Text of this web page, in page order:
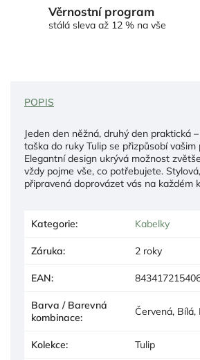
Věrnostní program
stálá sleva až 12 % na vše
POPIS
Jeden den něžná, druhý den praktická
taška do ruky Tulip se přizpůsobí vašim
Elegantní design ukrývá možnost
vždy pojme vše, co potřebujete.
připravená doprovázet vás na každém
Kategorie: Kabelky
Záruka: 2 roky
EAN:
Barva / Barevná
kombinace: Červená,
Kolekce: Tulip